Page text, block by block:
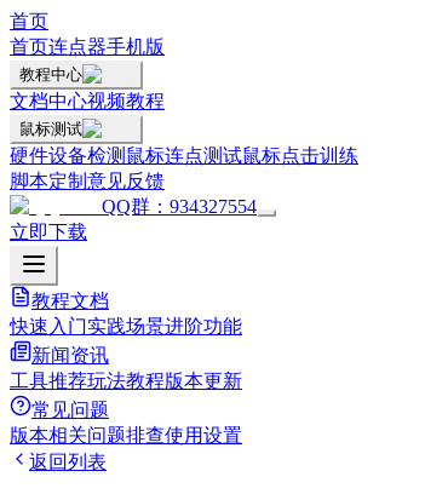
首页
首页连点器手机版
教程中心
文档中心视频教程
鼠标测试
硬件设备检测 鼠标连点测试鼠标点击训练
脚本定制 意见反馈
QQ群：934327554
立即下载
教程文档
快速入门实践场景进阶功能
新闻资讯
工具推荐玩法教程版本更新
常见问题
版本相关问题排查使用设置
返回列表